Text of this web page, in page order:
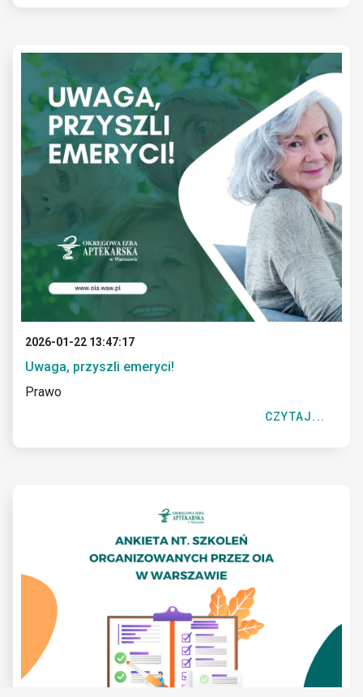
2026-01-22 13:47:17
Uwaga, przyszli emeryci!
Prawo
CZYTAJ...